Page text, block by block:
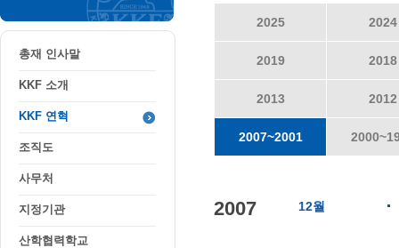
총재 인사말
KKF 소개
KKF 연혁
조직도
사무처
지정기관
산학협력학교
2025 2024
2019 2018
2013 2012
2007~2001
2007 12월